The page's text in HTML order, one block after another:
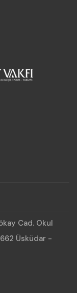
Cad. Okul
Üsküdar -